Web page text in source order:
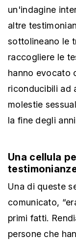
un'indagine
altre
sottolineano le
raccogliere le
hanno evocato
riconducibili ad
molestie
la fine degli
Una cellula
Una di queste
comunicato,
primi fatti.
persone che